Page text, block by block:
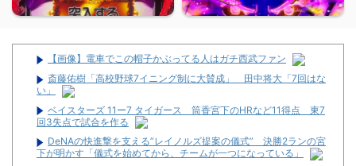
【画像】電車でこの帽子かぶってる人はガチ西武ファン
斎藤佑樹「高校野球7イニング制に大賛成」 田中将大「7回はな
い」
ベイスターズ 11ー7 タイガース 筒香宮下のHRなど11得点 東7
回3失点で試合を作る
DeNAの快進撃を支える”レイノルズ提案の儀式” 決勝2ランの宮
下が明かす「儀式を始めてから、チームが一つになっている」